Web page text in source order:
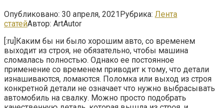
Опубликовано: 30 апреля, 2021Рубрика: Лента
статейАвтор: ArtAutor
[:ru]Каким бы ни было хорошим авто, со временем
выходит из строя, не обязательно, чтобы машина
сломалась полностью. Однако ее постоянное
применение со временем приводит к тому, что детали
изнашиваются, ломаются. Поломка или выход из строя
конкретной детали не означает что нужно выбрасывать
автомобиль на свалку. Можно просто подобрать